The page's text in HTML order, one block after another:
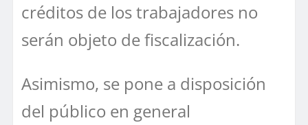
créditos de los trabajadores no
serán objeto de fiscalización.
Asimismo, se pone a disposición
del público en general